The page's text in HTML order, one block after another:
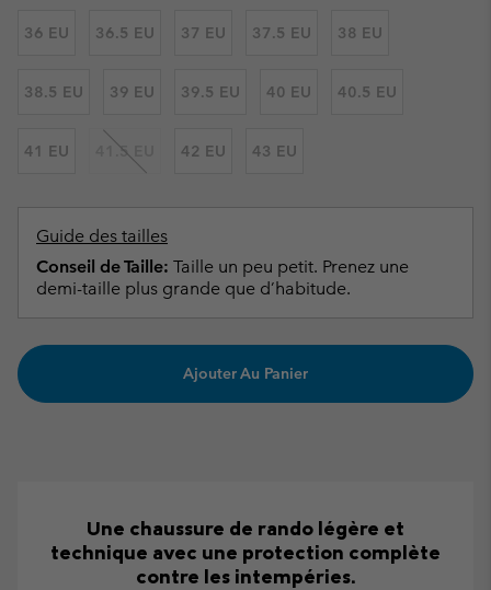
36 EU 36.5 EU 37 EU 37.5 EU 38 EU
38.5 EU 39 EU 39.5 EU 40 EU 40.5 EU
41 EU 41.5 EU 42 EU 43 EU
Guide des tailles
Conseil de Taille: Taille un peu petit. Prenez une
demi-taille plus grande que d’habitude.
Ajouter Au Panier
Une chaussure de rando légère et
technique avec une protection complète
contre les intempéries.